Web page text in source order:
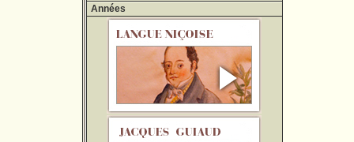
Années